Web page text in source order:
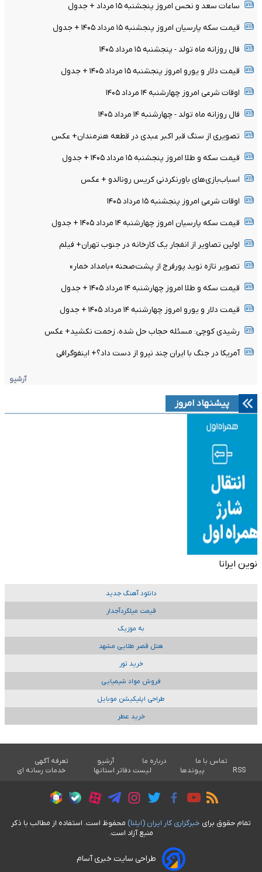
ساعات سعد و نحس امروز پنجشنبه ۱۵ مرداد + جدول
قیمت سکه پارسیان امروز پنجشنبه ۱۵ مرداد ۱۴۰۵ + جدول
فال روزانه ماه تولد - پنجشنبه ۱۵ مرداد ۱۴۰۵
قیمت دلار و یورو امروز پنجشنبه ۱۵ مرداد ۱۴۰۵ + جدول
اوقات شرعی امروز چهارشنبه ۱۴ مرداد ۱۴۰۵
فال روزانه ماه تولد - چهارشنبه ۱۴ مرداد ۱۴۰۵
تصویری از سنگ قبر اکبر عبدی در قطعه هنرمندان+ عکس
قیمت سکه و طلا امروز پنجشنبه ۱۵ مرداد ۱۴۰۵ + جدول
اسباب‌بازی‌های باورنکردنی کریس رونالدو + عکس
اوقات شرعی امروز پنجشنبه ۱۵ مرداد ۱۴۰۵
قیمت سکه پارسیان امروز چهارشنبه ۱۴ مرداد ۱۴۰۵ + جدول
اولین تصاویر از انفجار یک کارخانه در جنوب تهران+ فیلم
تصویر تازه نوید پورفرج از پشت‌صحنه «بامداد خمار»
قیمت سکه و طلا امروز چهارشنبه ۱۴ مرداد ۱۴۰۵ + جدول
قیمت دلار و یورو امروز چهارشنبه ۱۴ مرداد ۱۴۰۵ + جدول
رشیدی کوچی: مسئله حجاب حل شده، زحمت نکشید+ عکس
آمریکا در جنگ با ایران چند نیرو از دست داد؟+ اینفوگرافی
آرشیو
پیشنهاد امروز
نوین ایرانا
دانلود آهنگ جدید
قیمت میلگردآجدار
به موزیک
هتل قصر طلایی مشهد
خرید تور
فروش مواد شیمیایی
طراحی اپلیکیشن موبایل
خرید عطر
تماس با ما درباره ما آرشیو
تعرفه آگهی
RSS
پیوندها لیست دفاتر استانها خدمات رسانه ای
تمام حقوق برای خبرگزاری کار ايران (ايلنا) محفوظ است. استفاده از مطالب با ذکر
منبع آزاد است.
طراحی سایت خبری آسام